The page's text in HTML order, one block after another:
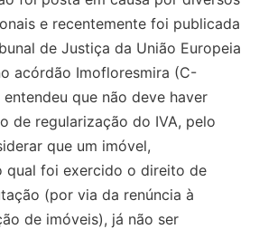
e recentemente foi publicada
de Justiça da União Europeia
acórdão Imofloresmira (C-
entendeu que não deve haver
de regularização do IVA, pelo
que um imóvel,
qual foi exercido o direito de
(por via da renúncia à
de imóveis), já não ser